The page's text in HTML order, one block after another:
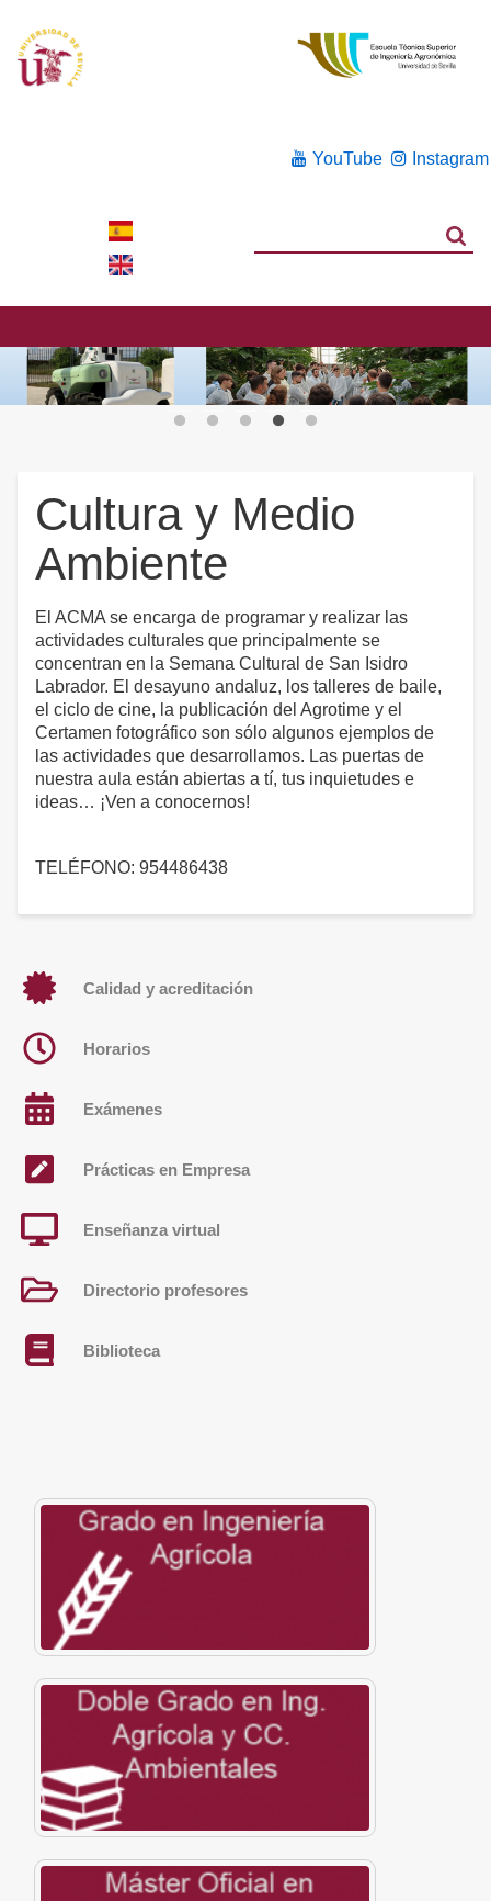
YouTube Instagram
Cultura y Medio
Ambiente
El ACMA se encarga de programar y realizar las
actividades culturales que principalmente se
concentran en la Semana Cultural de San Isidro
Labrador. El desayuno andaluz, los talleres de baile,
el ciclo de cine, la publicación del Agrotime y el
Certamen fotográfico son sólo algunos ejemplos de
las actividades que desarrollamos. Las puertas de
nuestra aula están abiertas a tí, tus inquietudes e
ideas… ¡Ven a conocernos!
TELÉFONO: 954486438
Calidad y acreditación
Horarios
Exámenes
Prácticas en Empresa
Enseñanza virtual
Directorio profesores
Biblioteca